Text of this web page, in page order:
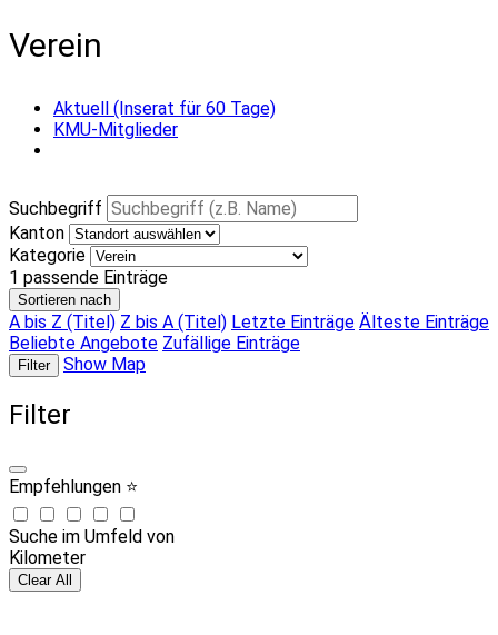
Verein
Aktuell (Inserat für 60 Tage)
KMU-Mitglieder
Suchbegriff
Kanton
Kategorie
1 passende Einträge
Sortieren nach
A bis Z (Titel) Z bis A (Titel) Letzte Einträge Älteste Einträge
Beliebte Angebote Zufällige Einträge
Filter Show Map
Filter
Empfehlungen ⭐
Suche im Umfeld von
Kilometer
Clear All